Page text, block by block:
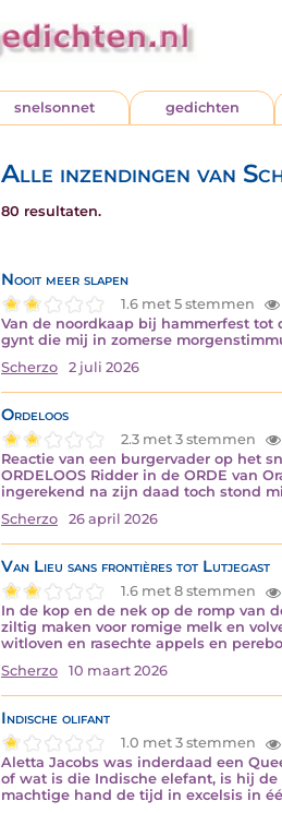
snelsonnet gedichten
Alle inzendingen van
80 resultaten.
Nooit meer slapen
1.6 met 5 stemmen
Van de noordkaap bij hammerfest
gynt die mij in zomerse
Scherzo
2 juli 2026
Ordeloos
2.3 met 3 stemmen
Reactie van een burgervader op het
ORDELOOS Ridder in de ORDE van
ingerekend na zijn daad toch stond
Scherzo
26 april 2026
Van Lieu sans frontières tot Lutjegast
1.6 met 8 stemmen
In de kop en de nek op de romp van
ziltig maken voor romige melk en
witloven en rasechte appels en
Scherzo
10 maart 2026
Indische olifant
1.0 met 3 stemmen
Aletta Jacobs was inderdaad een
of wat is die Indische elefant, is hij
machtige hand de tijd in excelsis in